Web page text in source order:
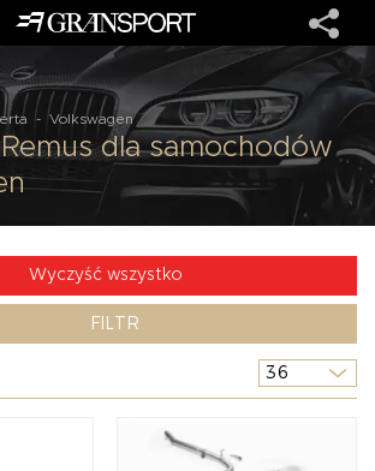
OFERTA
MARKI
O NAS
- Volkswagen
Remus dla samochodów
Wyczyść wszystko
FILTR